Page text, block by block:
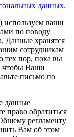
данных.
ваши
по поводу
Данные хранятся
сотрудникам
тех пор, пока вы
чтобы Ваши
письмо по
данные
право обратиться
регламенту
Вам об этом